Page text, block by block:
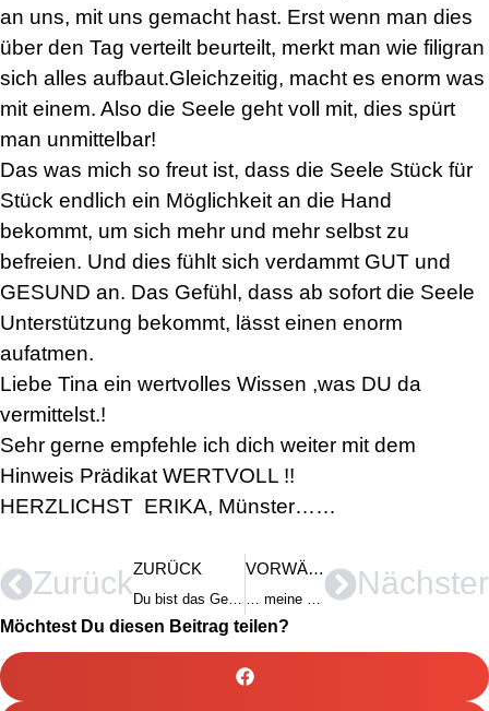
an uns, mit uns gemacht hast. Erst wenn man dies
über den Tag verteilt beurteilt, merkt man wie filigran
sich alles aufbaut.Gleichzeitig, macht es enorm was
mit einem. Also die Seele geht voll mit, dies spürt
man unmittelbar!
Das was mich so freut ist, dass die Seele Stück für
Stück endlich ein Möglichkeit an die Hand
bekommt, um sich mehr und mehr selbst zu
befreien. Und dies fühlt sich verdammt GUT und
GESUND an. Das Gefühl, dass ab sofort die Seele
Unterstützung bekommt, lässt einen enorm
aufatmen.
Liebe Tina ein wertvolles Wissen ,was DU da
vermittelst.!
Sehr gerne empfehle ich dich weiter mit dem
Hinweis Prädikat WERTVOLL !!
HERZLICHST ERIKA, Münster……
ZurückZURÜCK VORWÄRTS Nächster
Möchtest Du diesen Beitrag teilen?